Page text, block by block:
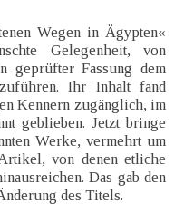
Wegen in Ägypten«
Gelegenheit, von
geprüfter Fassung dem
Ihr Inhalt fand
Kennern zugänglich, im
geblieben. Jetzt bringe
Werke, vermehrt um
von denen etliche
Das gab den
des Titels.